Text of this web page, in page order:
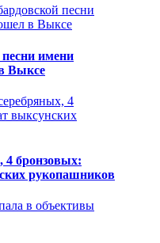
имени
Выксе
4 бронзовых:
рукопашников